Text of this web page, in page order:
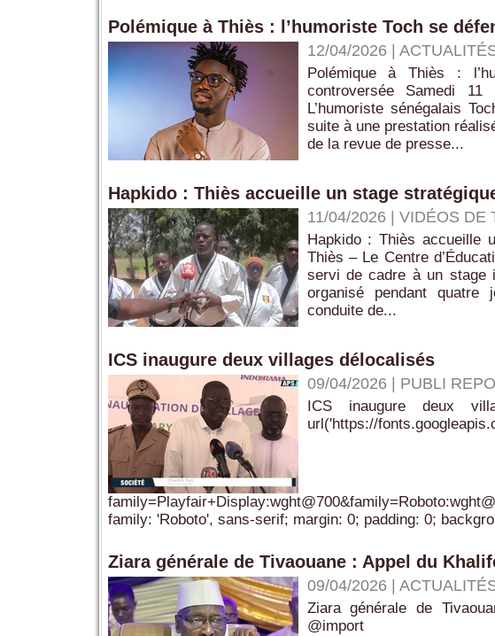
Polémique à Thiès : l’humoriste Toch se
12/04/2026|
Polémique à Thiès :
controversée Samedi
L’humoriste sénégalais
suite à une prestation
de la revue de presse...
Hapkido : Thiès accueille un stage
11/04/2026| VIDÉOS DE
Hapkido : Thiès accueille
Thiès – Le Centre
servi de cadre à un stage
organisé pendant
conduite de...
ICS inaugure deux villages délocalisés
09/04/2026| PUBLI
ICS inaugure deux
url('https://
family: 'Roboto', sans-serif; margin: 0; padding: 0;
Ziara générale de Tivaouane : Appel du
09/04/2026|
Ziara générale de
@import